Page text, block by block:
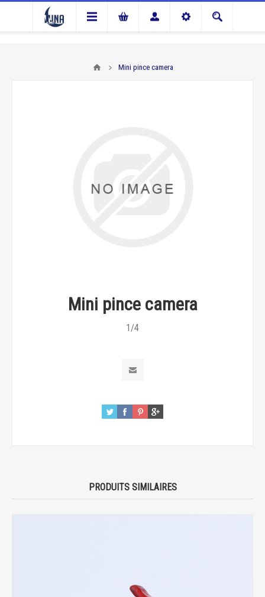
Mini pince camera
Mini pince camera
1/4
PRODUITS SIMILAIRES